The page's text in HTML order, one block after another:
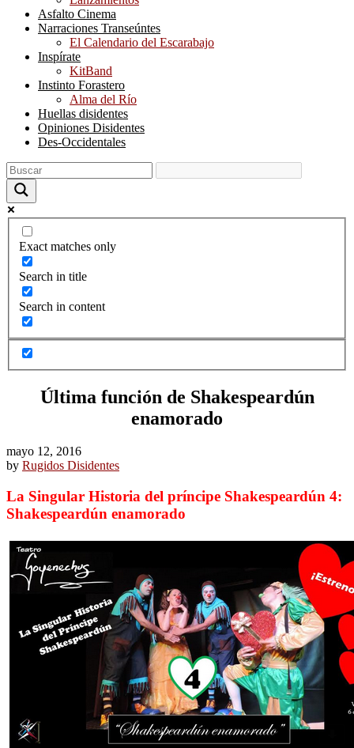
Asfalto Cinema
Narraciones Transeúntes
El Calendario del Escarabajo
Inspírate
KitBand
Instinto Forastero
Alma del Río
Huellas disidentes
Opiniones Disidentes
Des-Occidentales
Exact matches only
Search in title
Search in content
Última función de Shakespeardún
enamorado
mayo 12, 2016
by Rugidos Disidentes
La Singular Historia del príncipe Shakespeardún 4:
Shakespeardún enamorado